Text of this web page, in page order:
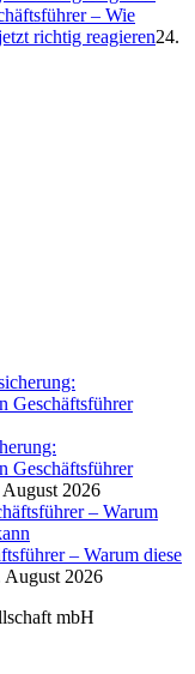
– Wie
richtig reagieren24.
Geschäftsführer
August 2026
– Warum diese
August 2026
mbH